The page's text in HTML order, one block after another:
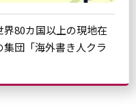
80カ国以上の現地在
団「海外書き人クラ